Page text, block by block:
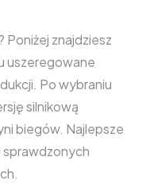
Poniżej znajdziesz
uszeregowane
Po wybraniu
silnikową
biegów. Najlepsze